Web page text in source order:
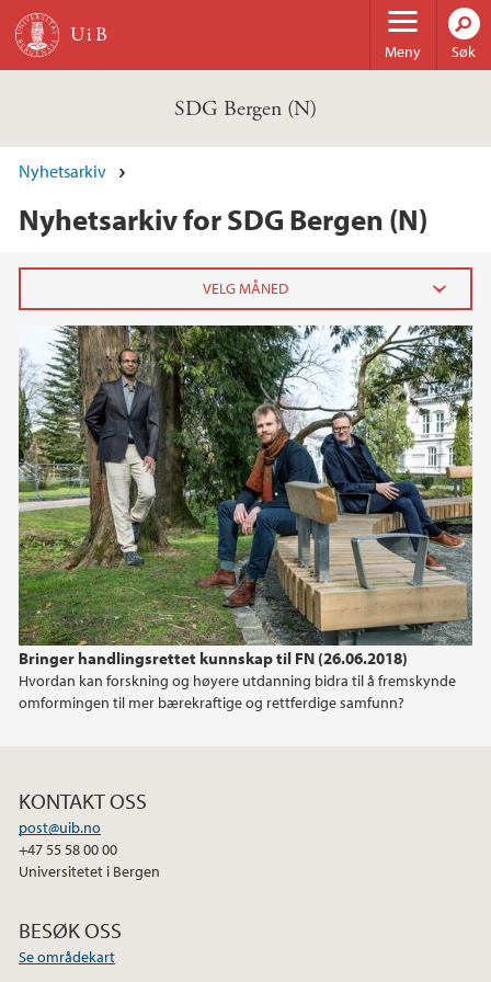
Hopp til hovedinnhold
Meny Søk
SDG Bergen (N)
Nyhetsarkiv
Nyhetsarkiv for SDG Bergen (N)
Bringer handlingsrettet kunnskap til FN (26.06.2018)
Hvordan kan forskning og høyere utdanning bidra til å fremskynde
omformingen til mer bærekraftige og rettferdige samfunn?
2025
januar (1)
2021
2020
2019
2018
2017
KONTAKT OSS
post@uib.no
+47 55 58 00 00
Universitetet i Bergen
BESØK OSS
Se områdekart